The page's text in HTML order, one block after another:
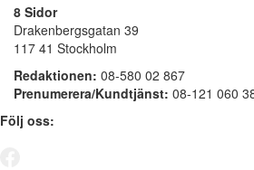
8 Sidor
Drakenbergsgatan 39
117 41 Stockholm
Redaktionen: 08-580 02 867
Prenumerera/Kundtjänst: 08-121 060
Följ oss: